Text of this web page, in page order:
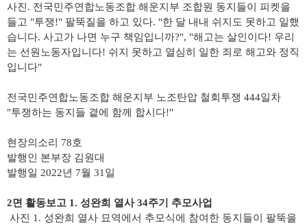
​사진. 전국민주연합노동조합 해운지부 조합원 동지들이 피켓을
들고 "투쟁!" 팔뚝질을 하고 있다. "한 달 내내 쉬지도 못하고 일했
습니다. 사고가 나면 누구 책임입니까?", "해고는 살인이다! 우리
는 선원노동자입니다! 쉬지 못하고 열심히 일한 죄로 해고와 정직
입니다"
전국민주연합노동조합 해운지부 노조탄압 철회투쟁 444일차
"투쟁하는 동지들 곁에 함께 합시다!"
현장의소리 78호
발행인 본부장 김원대
발행일 2022년 7월 31일
2면 활동보고 1. 성완희 열사 34주기 추모사업
​사진 1. 성완희 열사 묘역에서 추모식에 참여한 동지들이 팔뚝을